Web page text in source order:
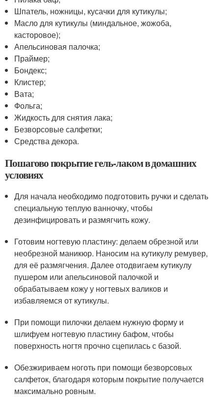
Шпатель, ножницы, кусачки для кутикулы;
Масло для кутикулы (миндальное, жожоба,
касторовое);
Апельсиновая палочка;
Праймер;
Бондекс;
Клистер;
Вата;
Фольга;
Жидкость для снятия лака;
Безворсовые салфетки;
Средства декора.
Пошагово покрытие гель-лаком в домашних
условиях
Для начала необходимо подготовить ручки и сделать
специальную теплую ванночку, чтобы
дезинфицировать и размягчить кожу.
Готовим ногтевую пластину: делаем обрезной или
необрезной маникюр. Наносим на кутикулу ремувер,
для её размягчения. Далее отодвигаем кутикулу
пушером или апельсиновой палочкой и
обрабатываем кожу у ногтевых валиков и
избавляемся от кутикулы.
При помощи пилочки делаем нужную форму и
шлифуем ногтевую пластину бафом, чтобы
поверхность ногтя прочно сцепилась с базой.
Обезжириваем ноготь при помощи безворсовых
салфеток, благодаря которым покрытие получается
максимально ровным.